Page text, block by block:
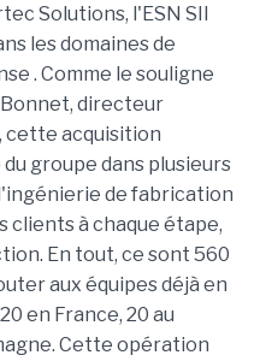
Solutions, l'ESN SII
les domaines de
. Comme le souligne
Bonnet, directeur
cette acquisition
groupe dans plusieurs
de fabrication
clients à chaque étape,
En tout, ce sont 560
aux équipes déjà en
en France, 20 au
Cette opération